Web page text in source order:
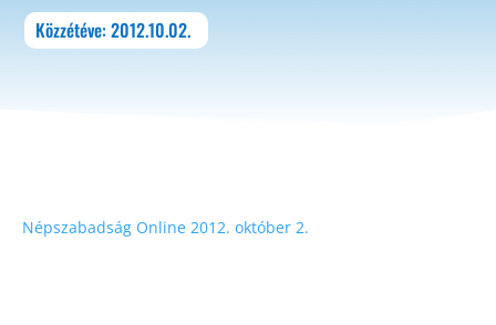
Közzétéve: 2012.10.02.
Népszabadság Online 2012. október 2.